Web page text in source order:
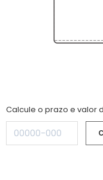
Calcule o prazo e valor